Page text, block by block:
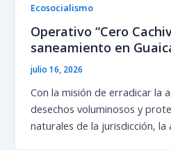
Ecosocialismo
Operativo “Cero
saneamiento en
julio 16, 2026
Con la misión de erradicar la
desechos voluminosos y
naturales de la jurisdicción, la